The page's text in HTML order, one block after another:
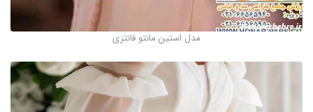
مدل استین مانتو فانتزی